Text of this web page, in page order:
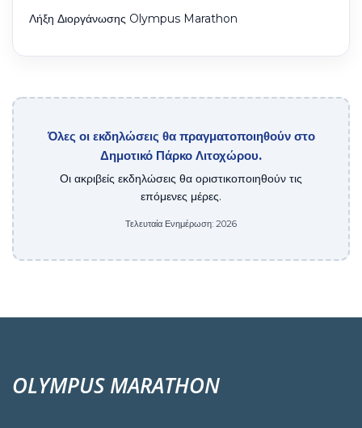
Λήξη Διοργάνωσης Olympus Marathon
Όλες οι εκδηλώσεις θα πραγματοποιηθούν στο
Δημοτικό Πάρκο Λιτοχώρου.
Οι ακριβείς εκδηλώσεις θα οριστικοποιηθούν τις
επόμενες μέρες.
Τελευταία Ενημέρωση: 2026
OLYMPUS MARATHON